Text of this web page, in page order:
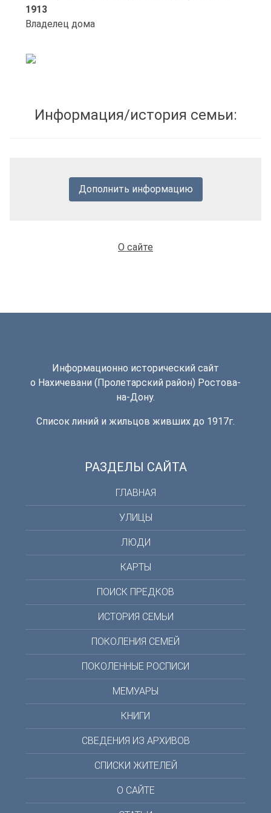
1913
Владелец дома
Информация/история семьи:
Дополнить информацию
О сайте
Информационно исторический сайт
о Нахичевани (Пролетарский район) Ростова-
на-Дону.
Список линий и жильцов живших до 1917г.
РАЗДЕЛЫ САЙТА
ГЛАВНАЯ
УЛИЦЫ
ЛЮДИ
КАРТЫ
ПОИСК ПРЕДКОВ
ИСТОРИЯ СЕМЬИ
ПОКОЛЕНИЯ СЕМЕЙ
ПОКОЛЕННЫЕ РОСПИСИ
МЕМУАРЫ
КНИГИ
СВЕДЕНИЯ ИЗ АРХИВОВ
СПИСКИ ЖИТЕЛЕЙ
О САЙТЕ